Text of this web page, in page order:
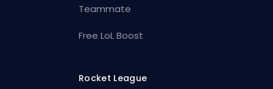
Teammate
Free LoL Boost
Rocket League